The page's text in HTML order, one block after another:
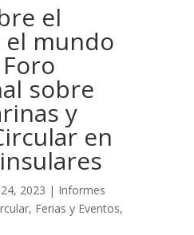
el
mundo
sobre
y
en
2023 | Informes
, Ferias y Eventos,